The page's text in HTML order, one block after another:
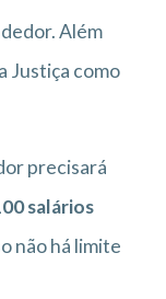
Além
Justiça como
precisará
salários
não há limite